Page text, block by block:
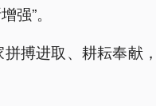
强”。
搏进取、耕耘奉献